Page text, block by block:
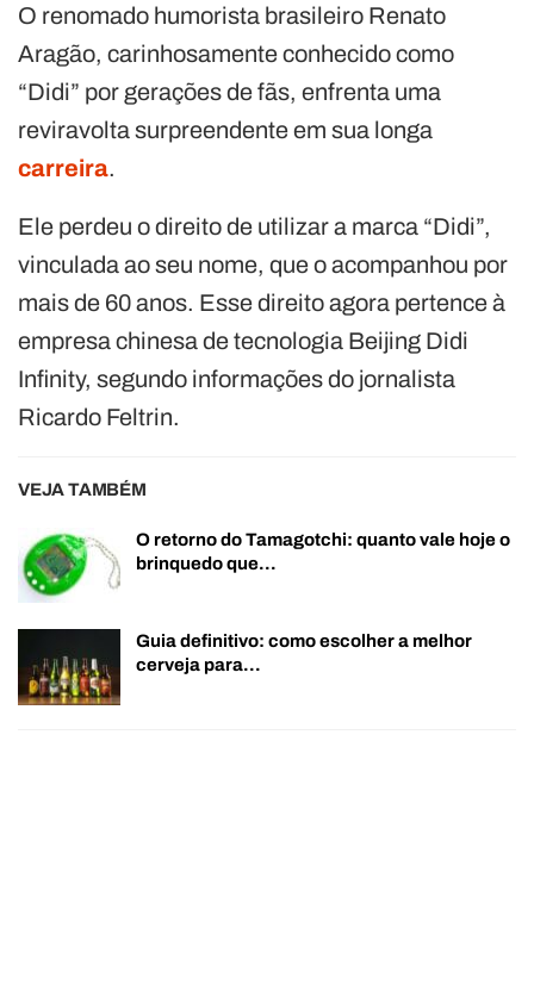
O renomado humorista brasileiro Renato
Aragão, carinhosamente conhecido como
“Didi” por gerações de fãs, enfrenta uma
reviravolta surpreendente em sua longa
carreira.
Ele perdeu o direito de utilizar a marca “Didi”,
vinculada ao seu nome, que o acompanhou por
mais de 60 anos. Esse direito agora pertence à
empresa chinesa de tecnologia Beijing Didi
Infinity, segundo informações do jornalista
Ricardo Feltrin.
VEJA TAMBÉM
O retorno do Tamagotchi: quanto vale hoje o
brinquedo que…
Guia definitivo: como escolher a melhor
cerveja para…